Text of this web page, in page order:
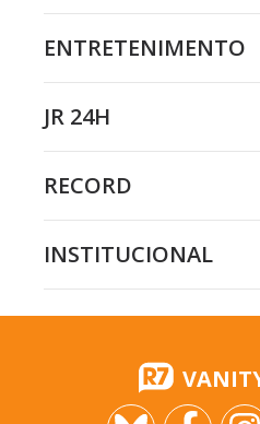
ENTRETENIMENTO
JR 24H
RECORD
INSTITUCIONAL